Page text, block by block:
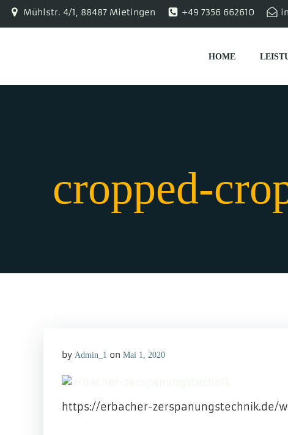
Zum Mühlstr. 4/1, 88487 Mietingen +49 7356 662610
HOME
cropped-
by Admin_1 on Mai 1, 2020
https://erbacher-zerspanungstechnik.de/